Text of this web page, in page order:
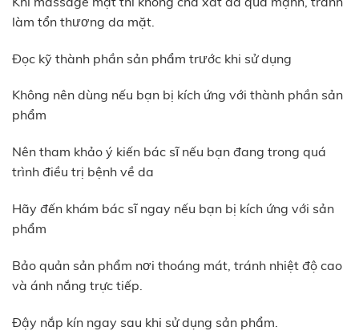
làm tổn thương da mặt.
Đọc kỹ thành phần sản phẩm trước khi sử dụng
Không nên dùng nếu bạn bị kích ứng với thành phần sản
phẩm
Nên tham khảo ý kiến bác sĩ nếu bạn đang trong quá
trình điều trị bệnh về da
Hãy đến khám bác sĩ ngay nếu bạn bị kích ứng với sản
phẩm
Bảo quản sản phẩm nơi thoáng mát, tránh nhiệt độ cao
và ánh nắng trực tiếp.
Đậy nắp kín ngay sau khi sử dụng sản phẩm.